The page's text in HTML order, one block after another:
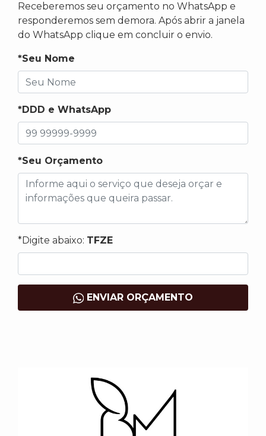
Receberemos seu orçamento no WhatsApp e
responderemos sem demora. Após abrir a janela
do WhatsApp clique em concluir o envio.
*Seu Nome
*DDD e WhatsApp
*Seu Orçamento
*Digite abaixo: TFZE
ENVIAR ORÇAMENTO